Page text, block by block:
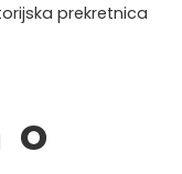
prekretnica
o